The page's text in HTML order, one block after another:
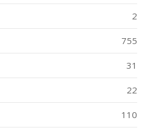
2
755
31
22
110